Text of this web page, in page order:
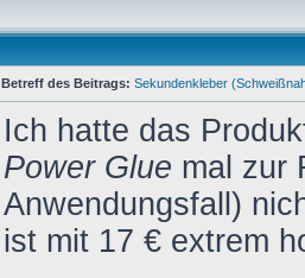
Betreff des Beitrags: Sekundenkleber
Ich hatte das
Power Glue mal zur
Anwendungsfall)
ist mit 17 € extrem